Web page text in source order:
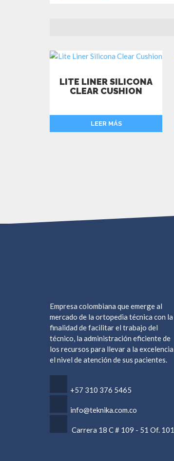
LITE LINER SILICONA
CLEAR CUSHION
LEER MÁS
Empresa colombiana que emerge al
mercado de la ortopedia técnica con la
finalidad de facilitar el trabajo del
técnico, la administración eficiente de
los recursos para llevar a la excelencia
el nivel de atención de sus pacientes.
+57 ‎310 376 5465
info@teknika.com.co
Carrera 18 C # 109 - 51 Of. 101